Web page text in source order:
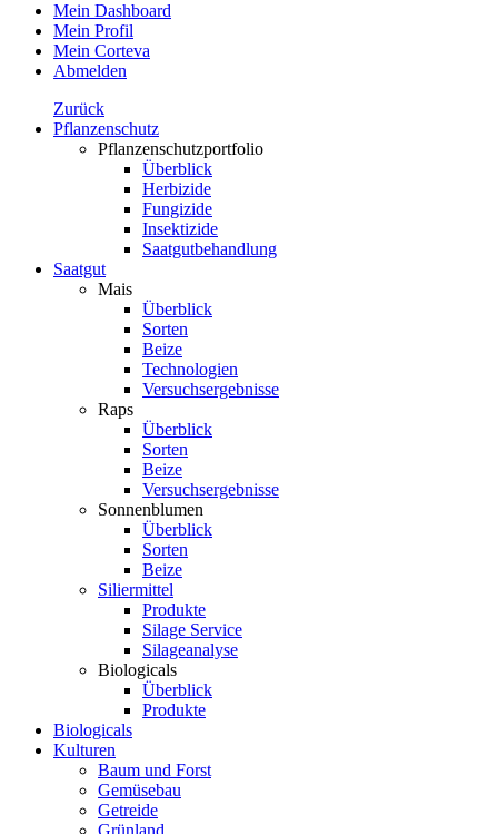
Mein Dashboard
Mein Profil
Mein Corteva
Abmelden
Zurück
Pflanzenschutz
Pflanzenschutzportfolio
Überblick
Herbizide
Fungizide
Insektizide
Saatgutbehandlung
Saatgut
Mais
Überblick
Sorten
Beize
Technologien
Versuchsergebnisse
Raps
Überblick
Sorten
Beize
Versuchsergebnisse
Sonnenblumen
Überblick
Sorten
Beize
Siliermittel
Produkte
Silage Service
Silageanalyse
Biologicals
Überblick
Produkte
Biologicals
Kulturen
Baum und Forst
Gemüsebau
Getreide